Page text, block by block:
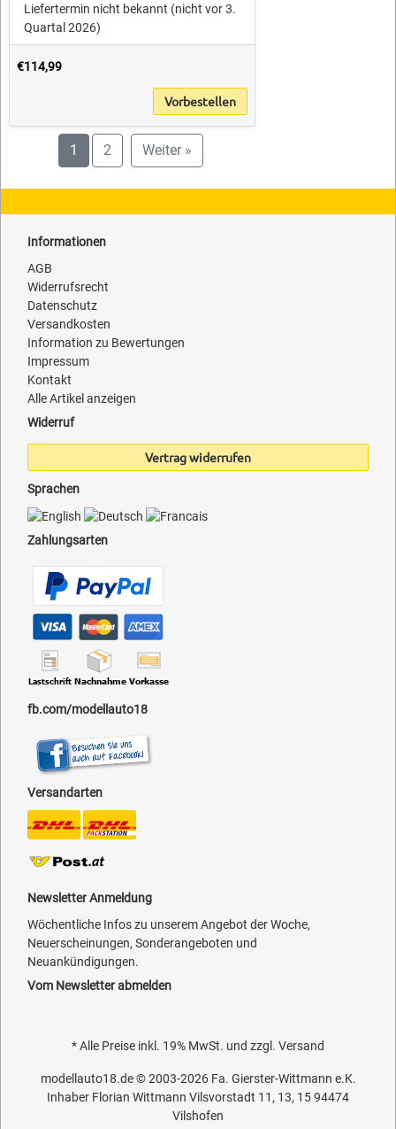
Liefertermin nicht bekannt (nicht vor 3.
Quartal 2026)
€114,99
Vorbestellen
1 2 Weiter »
Informationen
AGB
Widerrufsrecht
Datenschutz
Versandkosten
Information zu Bewertungen
Impressum
Kontakt
Alle Artikel anzeigen
Widerruf
Vertrag widerrufen
Sprachen
Zahlungsarten
fb.com/modellauto18
Versandarten
Newsletter Anmeldung
Wöchentliche Infos zu unserem Angebot der Woche,
Neuerscheinungen, Sonderangeboten und
Neuankündigungen.
Vom Newsletter abmelden
* Alle Preise inkl. 19% MwSt. und zzgl. Versand
modellauto18.de© 2003-2026 Fa. Gierster-Wittmann e.K.
Inhaber Florian Wittmann Vilsvorstadt 11, 13, 15 94474
Vilshofen